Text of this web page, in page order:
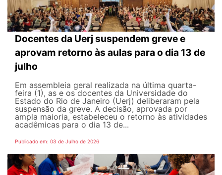
Docentes da Uerj suspendem greve e
aprovam retorno às aulas para o dia 13 de
julho
Em assembleia geral realizada na última quarta-
feira (1), as e os docentes da Universidade do
Estado do Rio de Janeiro (Uerj) deliberaram pela
suspensão da greve. A decisão, aprovada por
ampla maioria, estabeleceu o retorno às atividades
acadêmicas para o dia 13 de...
Publicado em: 03 de Julho de 2026